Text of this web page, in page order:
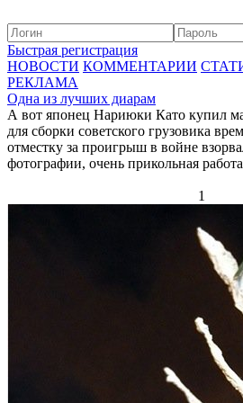
Быстрая регистрация
НОВОСТИ КОММЕНТАРИИ
РЕКЛАМА
Одна из лучших диарам
А вот японец Нариюки Като купил
для сборки советского грузовика
отместку за проигрыш в войне
фотографии, очень прикольная
1